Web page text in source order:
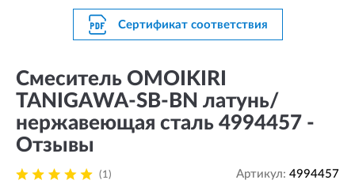
Сертификат соответствия
Смеситель OMOIKIRI
TANIGAWA-SB-BN латунь/
нержавеющая сталь 4994457 -
Отзывы
(1) Артикул: 4994457